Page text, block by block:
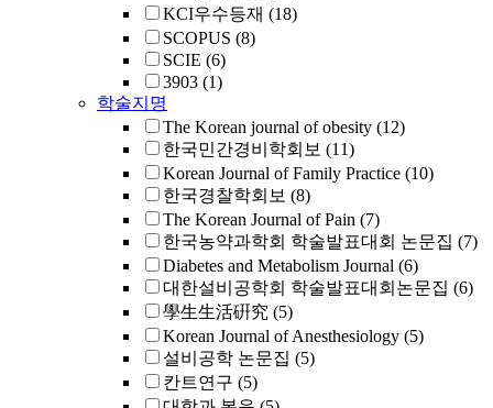
KCI우수등재 (18)
SCOPUS (8)
SCIE (6)
3903 (1)
학술지명
The Korean journal of obesity (12)
한국민간경비학회보 (11)
Korean Journal of Family Practice (10)
한국경찰학회보 (8)
The Korean Journal of Pain (7)
한국농약과학회 학술발표대회 논문집 (7)
Diabetes and Metabolism Journal (6)
대한설비공학회 학술발표대회논문집 (6)
學生生活硏究 (5)
Korean Journal of Anesthesiology (5)
설비공학 논문집 (5)
칸트연구 (5)